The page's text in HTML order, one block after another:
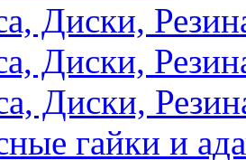
Диски,
Диски,
Диски,
гайки и